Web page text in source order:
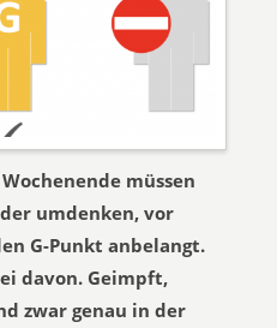
müssen
umdenken, vor
G-Punkt anbelangt.
davon. Geimpft,
zwar genau in der